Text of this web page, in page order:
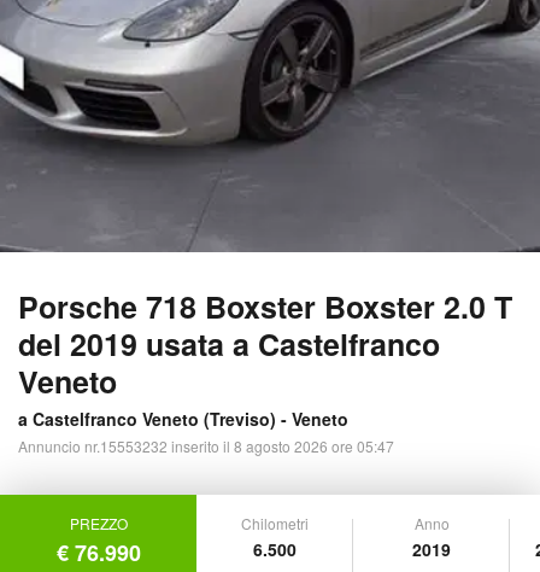
Porsche 718 Boxster Boxster 2.0 T
del 2019 usata a Castelfranco
Veneto
a Castelfranco Veneto (Treviso) - Veneto
Annuncio nr.15553232 inserito il 8 agosto 2026 ore 05:47
PREZZO
€ 76.990
Chilometri
6.500
Anno
2019